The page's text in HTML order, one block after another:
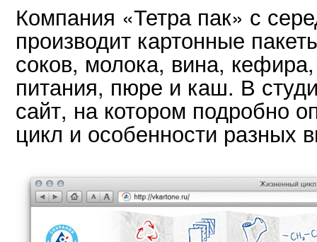
Компания «Тетра пак» с
производит картонные
соков, молока, вина,
питания, пюре и каш. В
сайт, на котором подробно
цикл и особенности разных